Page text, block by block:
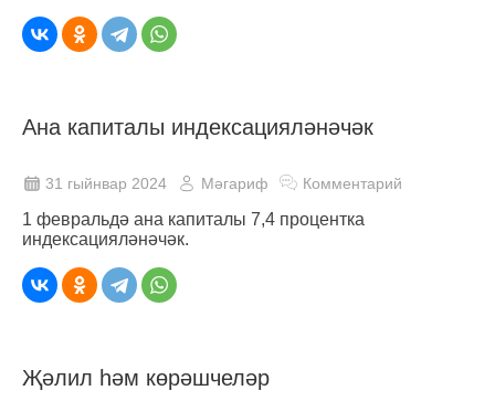
Ана капиталы индексацияләнәчәк
31 гыйнвар 2024 Мәгариф Комментарий
1 февральдә ана капиталы 7,4 процентка
индексацияләнәчәк.
Җәлил һәм көрәшчеләр